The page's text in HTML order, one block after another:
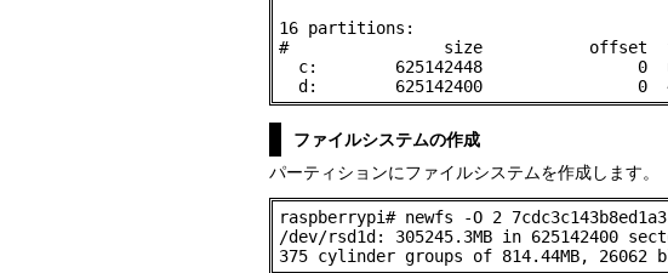
16 partitions:
#                size           offset
c:        625142448                0
d:        625142400                0
ファイルシステムの作成
パーティションにファイルシステムを作成します。
raspberrypi# newfs -O 2
/dev/rsd1d: 305245.3MB in 625142400
375 cylinder groups of 814.44MB, 26062